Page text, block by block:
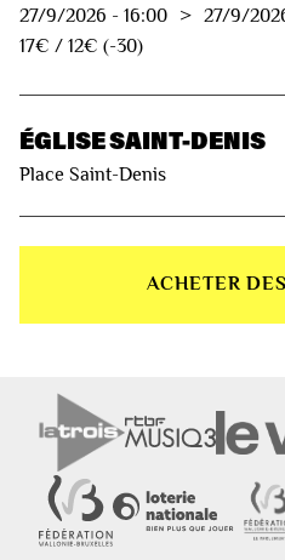
27/9/2026 - 16:00 > 27/9/
17€ / 12€ (-30)
ÉGLISE SAINT-DENIS
Place Saint-Denis
ACHETER